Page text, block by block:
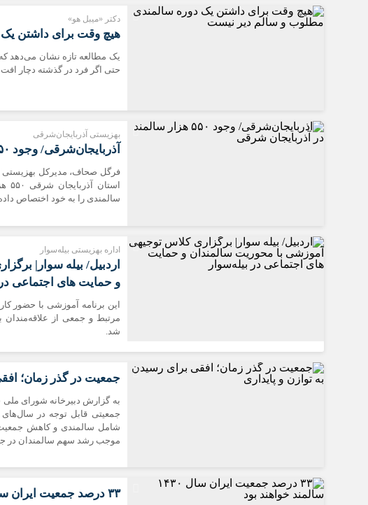
دکتر «میبل هو»
هیچ وقت برای داشتن
یک مطالعه تازه نشان می‌دهد
حتی اگر فرد در گذشته دچار
بهزیستی آذربایجان‌شرقی
آذربایجان‌شرقی/ وجود ۵۵۰ هزار سالمند در آذربایجان شرقی
سالمندی را به خود اختصاص
اداره بهزیستی بیله‌سوار
اردبیل/ بیله سوار|
و حمایت‌ های اجتماعی در
این برنامه آموزشی با حضور
مرتبط و جمعی از علاقه‌مندان
شد.
جمعیت در گذر زمان؛
به گزارش دبیرخانه شورای ملی
جمعیتی قابل توجه در
شامل سالمندی و کاهش
موجب رشد سهم سالمندان در
۳۳ درصد جمعیت ایران سال ۱۴۳۰ سالمند خواهند بود